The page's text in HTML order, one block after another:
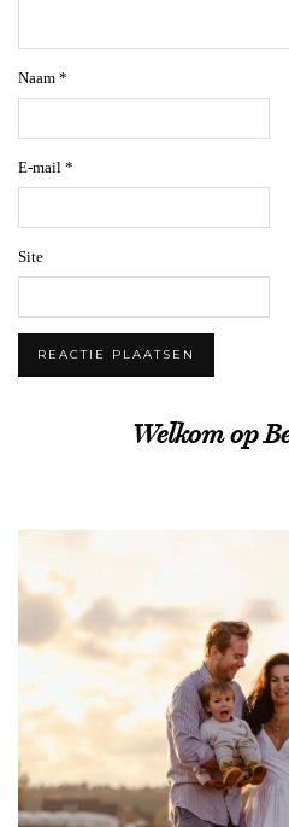
Naam *
E-mail *
Site
Welkom op